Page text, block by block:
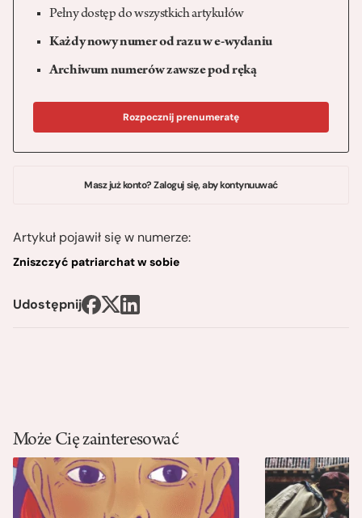
Pełny dostęp do wszystkich artykułów
Każdy nowy numer od razu w e-wydaniu
Archiwum numerów zawsze pod ręką
Rozpocznij prenumeratę
Masz już konto? Zaloguj się, aby kontynuuwać
Artykuł pojawił się w numerze:
Zniszczyć patriarchat w sobie
Udostępnij
Może Cię zainteresować